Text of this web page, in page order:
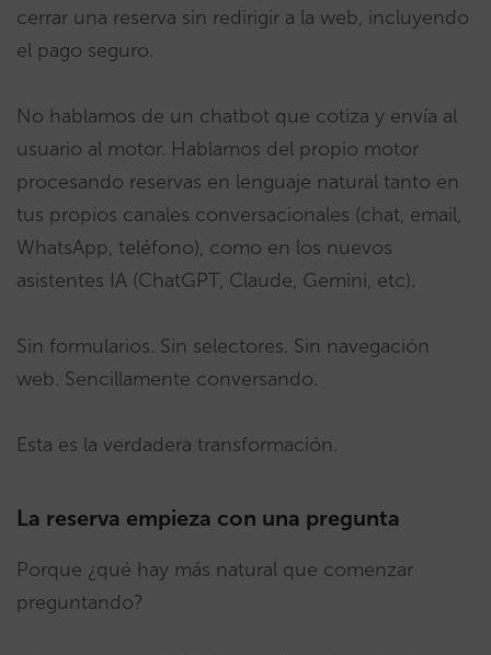
cerrar una reserva sin redirigir a la web, incluyendo
el pago seguro.
No hablamos de un chatbot que cotiza y envía al
usuario al motor. Hablamos del propio motor
procesando reservas en lenguaje natural tanto en
tus propios canales conversacionales (chat, email,
WhatsApp, teléfono), como en los nuevos
asistentes IA (ChatGPT, Claude, Gemini, etc).
Sin formularios. Sin selectores. Sin navegación
web. Sencillamente conversando.
Esta es la verdadera transformación.
La reserva empieza con una pregunta
Porque ¿qué hay más natural que comenzar
preguntando?